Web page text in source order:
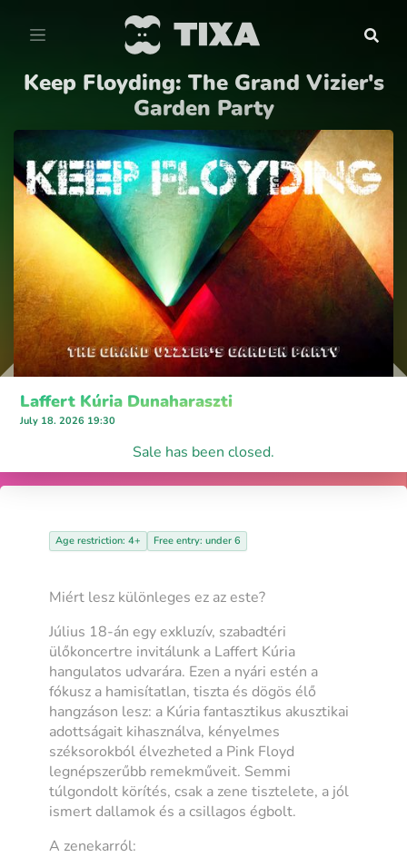
Keep Floyding: The Grand Vizier's
Garden Party
Laffert Kúria Dunaharaszti
July 18. 2026 19:30
Sale has been closed.
Age restriction: 4+ Free entry: under 6
Miért lesz különleges ez az este?
Július 18-án egy exkluzív, szabadtéri
ülőkoncertre invitálunk a Laffert Kúria
hangulatos udvarára. Ezen a nyári estén a
fókusz a hamisítatlan, tiszta és dögös élő
hangzáson lesz: a Kúria fantasztikus akusztikai
adottságait kihasználva, kényelmes
széksorokból élvezheted a Pink Floyd
legnépszerűbb remekműveit. Semmi
túlgondolt körítés, csak a zene tisztelete, a jól
ismert dallamok és a csillagos égbolt.
A zenekarról: